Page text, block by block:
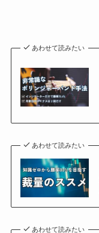
あわせて読みたい
あわせて読みたい
あわせて読みたい